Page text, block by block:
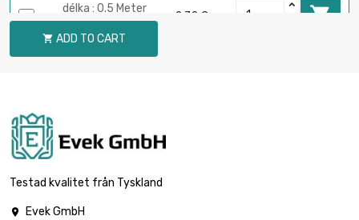
délka : 0.5 Meter
průměr : 2mm
2,72 € 
 ADD TO CART
Testad kvalitet från Tyskland

Evek GmbH